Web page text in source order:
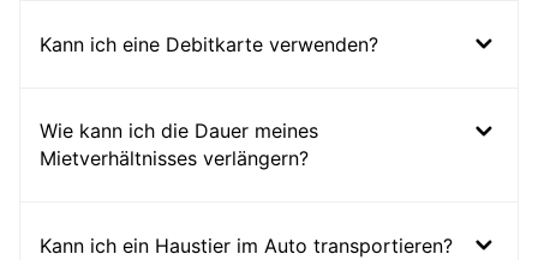
Kann ich eine Debitkarte verwenden?
Wie kann ich die Dauer meines
Mietverhältnisses verlängern?
Kann ich ein Haustier im Auto transportieren?